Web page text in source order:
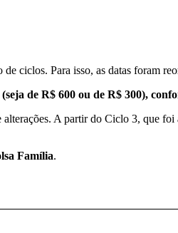
ciclos. Para isso, as datas foram
de R$ 600 ou de R$ 300),
A partir do Ciclo 3, que
Família.